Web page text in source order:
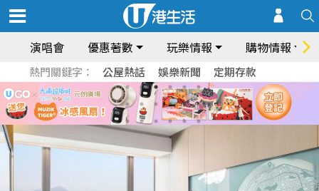
演唱會 優惠著數 玩樂情報 購物情報
熱門關鍵字： 公屋熱話 娛樂新聞 定期存款